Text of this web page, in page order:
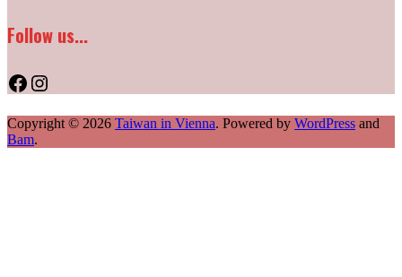
Follow us...
Facebook
Instagram
Copyright © 2026 Taiwan in Vienna. Powered by WordPress and
Bam.